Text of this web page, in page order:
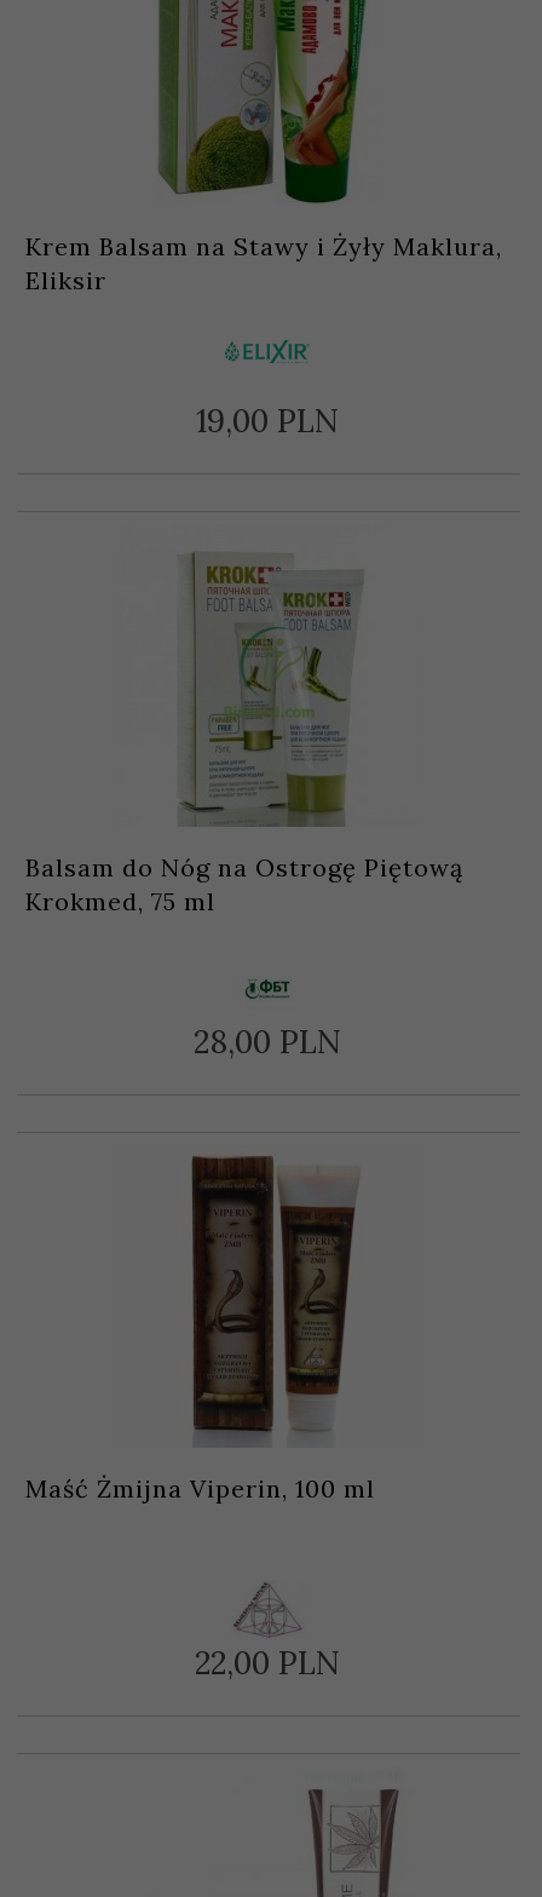
Krem Balsam na Stawy i Żyły Maklura,
Eliksir
19,00 PLN
Balsam do Nóg na Ostrogę Piętową
Krokmed, 75 ml
28,00 PLN
Maść Żmijna Viperin, 100 ml
22,00 PLN